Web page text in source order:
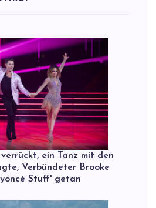
ein Tanz mit den
Verbündeter Brooke
Stuff' getan